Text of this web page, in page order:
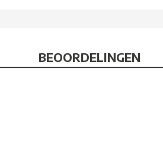
BEOORDELINGEN